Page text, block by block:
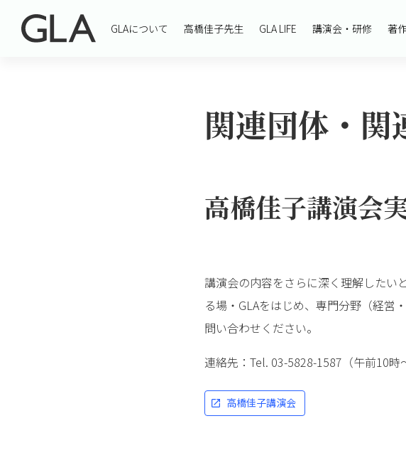
GLAについて 高橋佳子先生 GLA LIFE 講演会・研修 著
関連団体・関
高橋佳子講演会
講演会の内容をさらに深く理解したい
る場・GLAをはじめ、専門分野（経営
問い合わせください。
連絡先：Tel. 03-5828-1587（午前10時
高橋佳子講演会